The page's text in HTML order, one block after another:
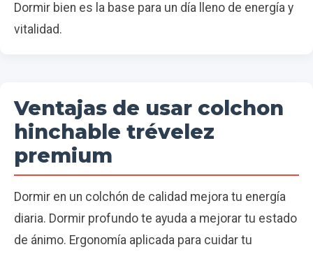
Dormir bien es la base para un día lleno de energía y
vitalidad.
Ventajas de usar colchon
hinchable trévelez
premium
Dormir en un colchón de calidad mejora tu energía
diaria. Dormir profundo te ayuda a mejorar tu estado
de ánimo. Ergonomía aplicada para cuidar tu